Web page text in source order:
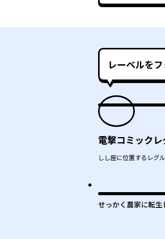
レーベルを
電撃コミック
しし座に位置するレグ
せっかく農家に転生